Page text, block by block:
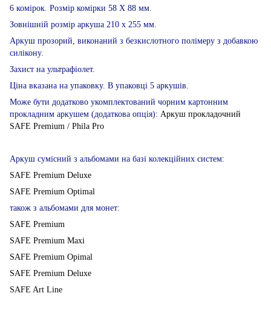
6 комірок. Розмір комірки 58 Х 88 мм.
Зовнішній розмір аркуша 210 х 255 мм.
Аркуш прозорий, виконаний з безкислотного полімеру з добавкою
силікону.
Захист на ультрафіолет.
Ціна вказана на упаковку. В упаковці 5 аркушів.
Може бути додатково укомплектований чорним картонним
прокладним аркушем (додаткова опція): Аркуш прокладочний
SAFE Premium / Phila Pro
Аркуш сумісний з альбомами на базі колекційних систем:
SAFE Premium Deluxe
SAFE Premium Optimal
також з альбомами для монет:
SAFE Premium
SAFE Premium Maxi
SAFE Premium Opimal
SAFE Premium Deluxe
SAFE Art Line